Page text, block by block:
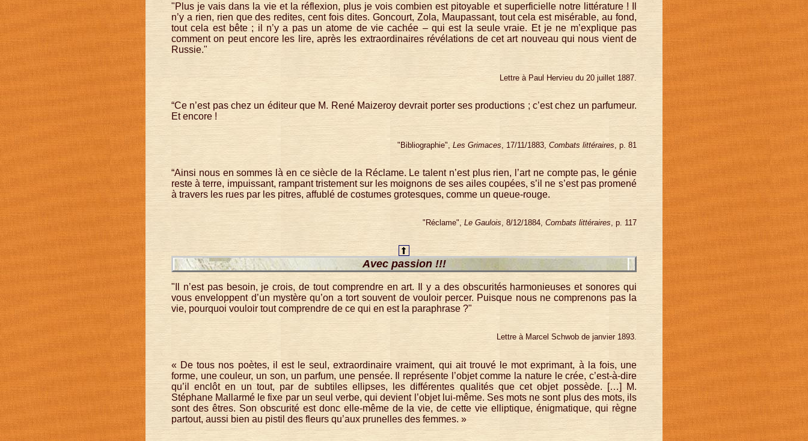
"Plus je vais dans la vie et la réflexion, plus je vois combien est pitoyable et superficielle notre littérature ! Il
n’y a rien, rien que des redites, cent fois dites. Goncourt, Zola, Maupassant, tout cela est misérable, au fond,
tout cela est bête ; il n’y a pas un atome de vie cachée – qui est la seule vraie. Et je ne m’explique pas
comment on peut encore les lire, après les extraordinaires révélations de cet art nouveau qui nous vient de
Russie."
Lettre à Paul Hervieu du 20 juillet 1887.
“Ce n’est pas chez un éditeur que M. René Maizeroy devrait porter ses productions ; c’est chez un parfumeur.
Et encore !
"Bibliographie", Les Grimaces , 17/11/1883,Combats littéraires , p. 81
“Ainsi nous en sommes là en ce siècle de la Réclame. Le talent n’est plus rien, l’art ne compte pas, le génie
reste à terre, impuissant, rampant tristement sur les moignons de ses ailes coupées, s’il ne s’est pas promené
à travers les rues par les pitres, affublé de costumes grotesques, comme un queue-rouge.
"Réclame", Le Gaulois, 8/12/1884, Combats littéraires, p. 117
Avec passion !!!
"Il n’est pas besoin, je crois, de tout comprendre en art. Il y a des obscurités harmonieuses et sonores qui
vous enveloppent d’un mystère qu’on a tort souvent de vouloir percer. Puisque nous ne comprenons pas la
vie, pourquoi vouloir tout comprendre de ce qui en est la paraphrase ?"
Lettre à Marcel Schwob de janvier 1893.
« De tous nos poètes, il est le seul, extraordinaire vraiment, qui ait trouvé le mot exprimant, à la fois, une
forme, une couleur, un son, un parfum, une pensée. Il représente l’objet comme la nature le crée, c’est-à-dire
qu’il enclôt en un tout, par de subtiles ellipses, les différentes qualités que cet objet possède. […] M.
Stéphane Mallarmé le fixe par un seul verbe, qui devient l’objet lui-même. Ses mots ne sont plus des mots, ils
sont des êtres. Son obscurité est donc elle-même de la vie, de cette vie elliptique, énigmatique, qui règne
partout, aussi bien au pistil des fleurs qu’aux prunelles des femmes. »